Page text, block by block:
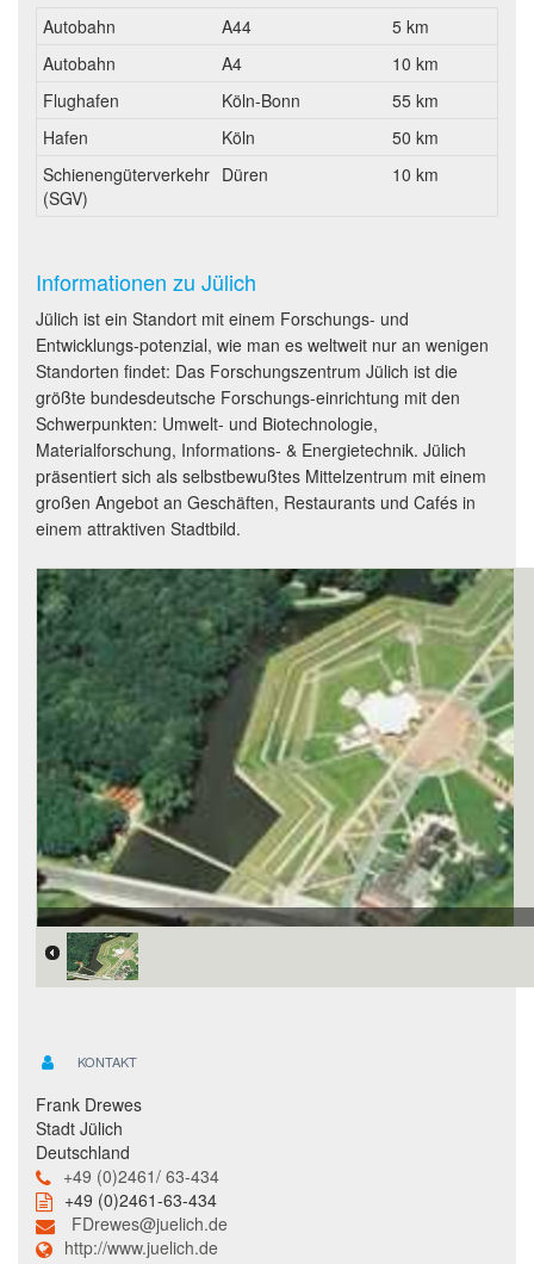
Autobahn A44
5 km
Autobahn
A4
10 km
Flughafen
Köln-Bonn
55 km
Hafen
Köln
50 km
Schienengüterverkehr
(SGV)
Düren 10 km
Informationen zu Jülich
Jülich ist ein Standort mit einem Forschungs- und
Entwicklungs-potenzial, wie man es weltweit nur an wenigen
Standorten findet: Das Forschungszentrum Jülich ist die
größte bundesdeutsche Forschungs-einrichtung mit den
Schwerpunkten: Umwelt- und Biotechnologie,
Materialforschung, Informations- & Energietechnik. Jülich
präsentiert sich als selbstbewußtes Mittelzentrum mit einem
großen Angebot an Geschäften, Restaurants und Cafés in
einem attraktiven Stadtbild.
KONTAKT
Frank Drewes
Stadt Jülich
Deutschland
+49 (0)2461/ 63-434
+49 (0)2461-63-434
FDrewes@juelich.de
http://www.juelich.de